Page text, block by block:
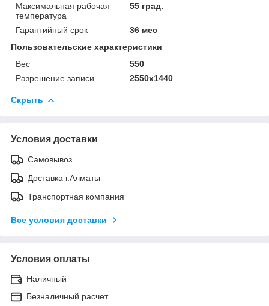
Максимальная рабочая
температура
55 град.
Гарантийный срок
36 мес
Пользовательские характеристики
Вес
550
Разрешение записи
2550x1440
Скрыть
Условия доставки
Самовывоз
Доставка г.Алматы
Транспортная компания
Все условия доставки
Условия оплаты
Наличный
Безналичный расчет